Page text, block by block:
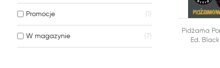
Promocje
W magazynie 7 DODAJ
Pidżama
Ed.